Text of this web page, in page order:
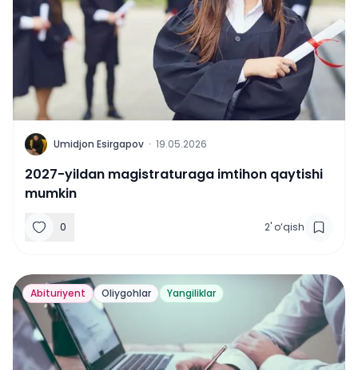
U Umidjon Esirgapov · 19.05.2026
2027-yildan magistraturaga imtihon qaytishi
mumkin
0 2' o‘qish
Abituriyent Oliygohlar Yangiliklar